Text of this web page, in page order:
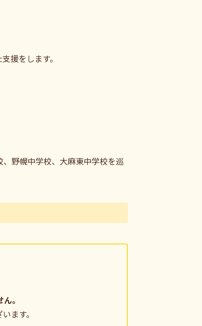
援をします。
野幌中学校、大麻東中学校を巡
。
ます。